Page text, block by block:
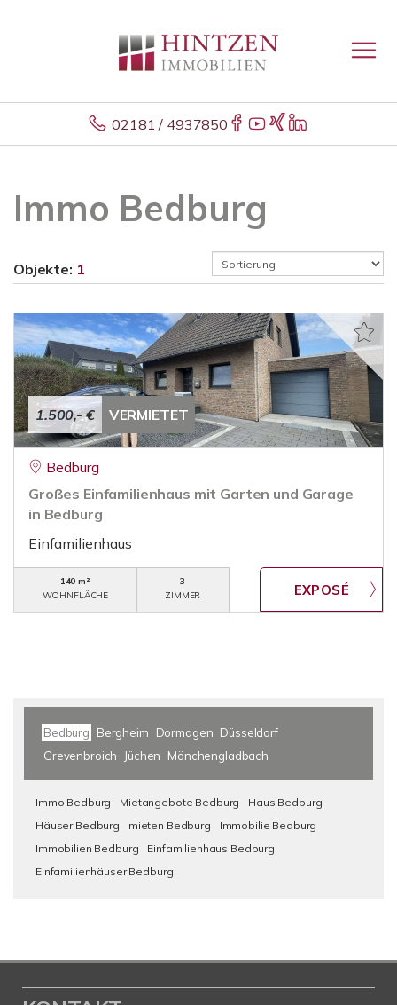
02181 / 4937850
Immo Bedburg
Objekte: 1
1.500,- € VERMIETET
Bedburg
Großes Einfamilienhaus mit Garten und Garage
in Bedburg
Einfamilienhaus
140 m²
WOHNFLÄCHE
3
ZIMMER
Bedburg Bergheim Dormagen Düsseldorf
Grevenbroich
Jüchen Mönchengladbach
Immo Bedburg Mietangebote Bedburg
Haus Bedburg
Häuser Bedburg
mieten Bedburg
Immobilie Bedburg
Immobilien Bedburg
Einfamilienhaus Bedburg
Einfamilienhäuser Bedburg